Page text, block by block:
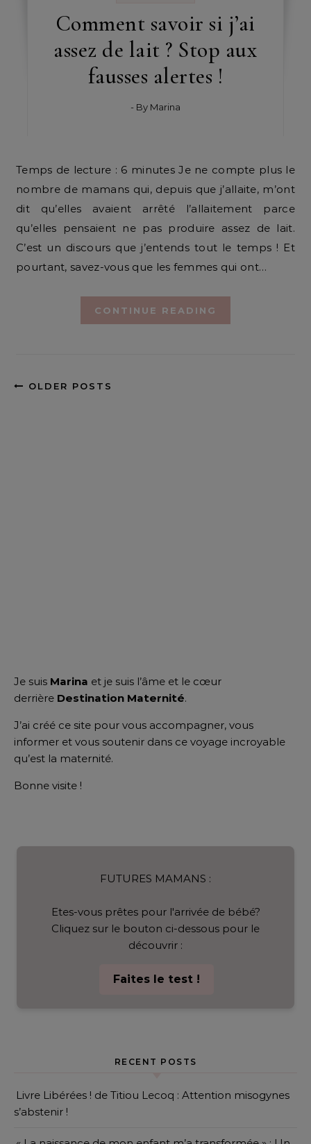
Comment savoir si j’ai
assez de lait ? Stop aux
fausses alertes !
- By Marina
Temps de lecture : 6 minutes Je ne compte plus le
nombre de mamans qui, depuis que j’allaite, m’ont
dit qu’elles avaient arrêté l’allaitement parce
qu’elles pensaient ne pas produire assez de lait.
C’est un discours que j’entends tout le temps ! Et
pourtant, savez-vous que les femmes qui ont…
CONTINUE READING
OLDER POSTS
Je suis Marina et je suis l’âme et le cœur
derrière Destination Maternité.
J’ai créé ce site pour vous accompagner, vous
informer et vous soutenir dans ce voyage incroyable
qu’est la maternité.
Bonne visite !
FUTURES MAMANS :
Etes-vous prêtes pour l'arrivée de bébé?
Cliquez sur le bouton ci-dessous pour le
découvrir :
Faites le test !
RECENT POSTS
Livre Libérées ! de Titiou Lecoq : Attention misogynes
s’abstenir !